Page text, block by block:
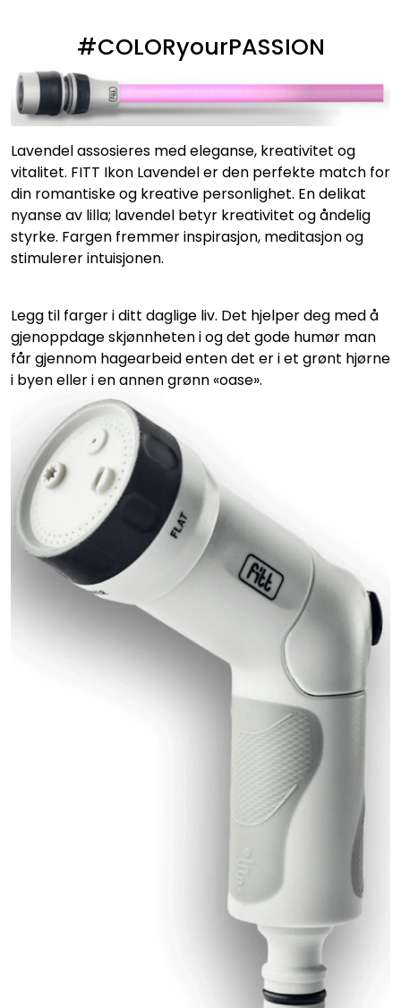
#COLORyourPASSION
Lavendel assosieres med eleganse, kreativitet og
vitalitet. FITT Ikon Lavendel er den perfekte match for
din romantiske og kreative personlighet. En delikat
nyanse av lilla; lavendel betyr kreativitet og åndelig
styrke. Fargen fremmer inspirasjon, meditasjon og
stimulerer intuisjonen.
Legg til farger i ditt daglige liv. Det hjelper deg med å
gjenoppdage skjønnheten i og det gode humør man
får gjennom hagearbeid enten det er i et grønt hjørne
i byen eller i en annen grønn «oase».